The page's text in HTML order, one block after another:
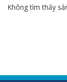
Không tìm thấy